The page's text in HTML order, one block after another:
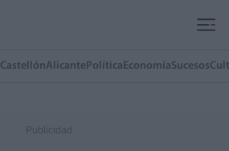
CastellónAlicante Política EconomíaSucesos